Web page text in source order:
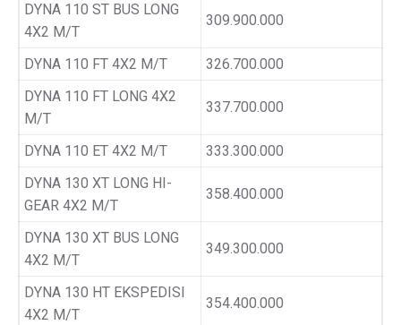
DYNA 110 ST BUS LONG
4X2 M/T
309.900.000
DYNA 110 FT 4X2 M/T
326.700.000
DYNA 110 FT LONG 4X2
M/T
337.700.000
DYNA 110 ET 4X2 M/T
333.300.000
DYNA 130 XT LONG HI-
GEAR 4X2 M/T
358.400.000
DYNA 130 XT BUS LONG
4X2 M/T
349.300.000
DYNA 130 HT EKSPEDISI
4X2 M/T
354.400.000